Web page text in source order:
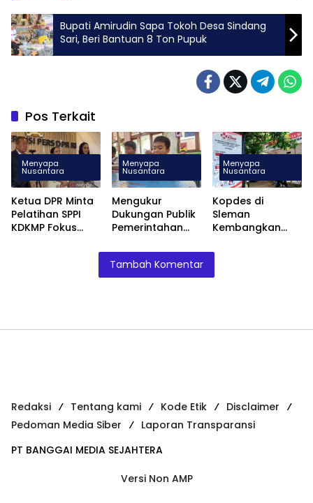
Bupati Amirudin Sapa Tokoh Desa Sindang
Sari, Beri Bantuan 8 Ton Pupuk
Pos Terkait
Menyapa
Nusantara
Ketua DPR Minta
Pelatihan SPPI
KDKMP Fokus
Menyapa
Nusantara
Mengukur
Dukungan Publik
Pemerintahan
Menyapa
Nusantara
Kopdes di
Sleman
Kembangkan
Hingga Klinik
Tambah Komentar
Redaksi Tentang kami Kode Etik
Disclaimer
Pedoman Media Siber
Laporan Transparansi
PT BANGGAI MEDIA SEJAHTERA
Versi Non AMP